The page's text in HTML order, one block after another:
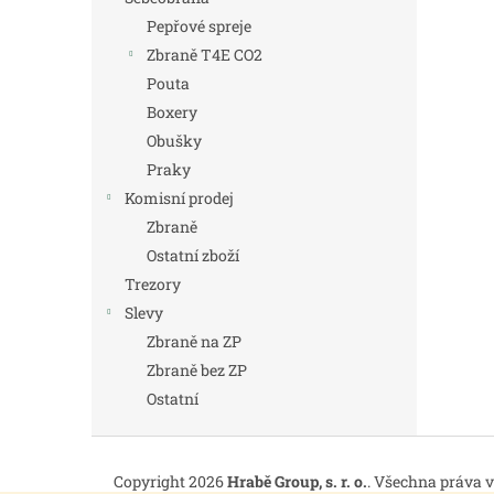
Pepřové spreje
Zbraně T4E CO2
Pouta
Boxery
Obušky
Praky
Komisní prodej
Zbraně
Ostatní zboží
Trezory
Slevy
Zbraně na ZP
Zbraně bez ZP
Ostatní
Copyright 2026Hrabě Group, s. r. o.. Všechna práva